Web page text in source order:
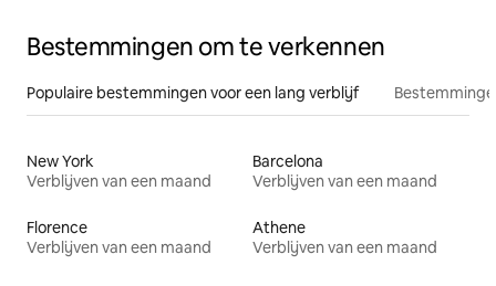
Bestemmingen om te verkennen
Populaire bestemmingen voor een lang verblijf
New York
Verblijven van een maand
Barcelona
Verblijven van een maand
Florence
Verblijven van een maand
Athene
Verblijven van een maand